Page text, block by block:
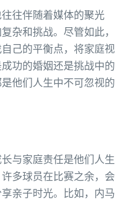
往伴随着媒体的聚光
杂和挑战。尽管如此，
己的平衡点，将家庭视
功的婚姻还是挑战中的
他们人生中不可忽视的
与家庭责任是他们人生
多球员在比赛之余，会
亲子时光。比如，内马